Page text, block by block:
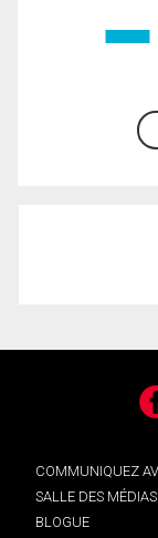
COMMUNIQUEZ
SALLE DES MÉDIAS
BLOGUE